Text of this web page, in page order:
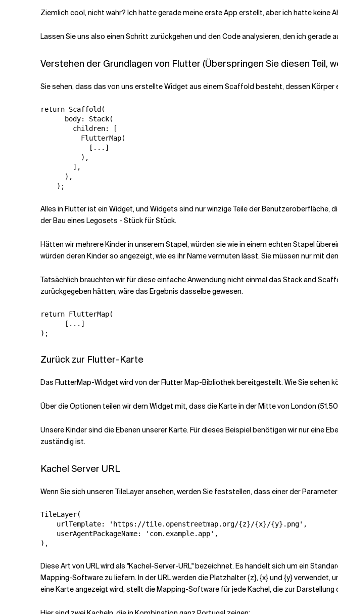
Ziemlich cool, nicht wahr? Ich hatte gerade meine erste App erstellt, aber ich hatte keine
Lassen Sie uns also einen Schritt zurückgehen und den Code analysieren, den ich
Verstehen der Grundlagen von Flutter (Überspringen Sie diesen Teil,
Sie sehen, dass das von uns erstellte Widget aus einem Scaffold besteht, dessen
return Scaffold(
      body: Stack(
        children: [
          FlutterMap(
            [...]
          ),
        ],
      ),
    );
Alles in Flutter ist ein Widget, und Widgets sind nur winzige Teile der
der Bau eines Legosets - Stück für Stück.
Hätten wir mehrere Kinder in unserem Stapel, würden sie wie in einem echten Stapel
würden deren Kinder so angezeigt, wie es ihr Name vermuten lässt. Sie müssen nur mit
Tatsächlich brauchten wir für diese einfache Anwendung nicht einmal das Stack and
zurückgegeben hätten, wäre das Ergebnis dasselbe gewesen.
return FlutterMap(
      [...]
);
Zurück zur Flutter-Karte
Das FlutterMap-Widget wird von der Flutter Map-Bibliothek bereitgestellt. Wie Sie sehen
Über die Optionen teilen wir dem Widget mit, dass die Karte in der Mitte von London
Unsere Kinder sind die Ebenen unserer Karte. Für dieses Beispiel benötigen wir nur eine
zuständig ist.
Kachel Server URL
Wenn Sie sich unseren TileLayer ansehen, werden Sie feststellen, dass einer der
TileLayer(
    urlTemplate: 'https://tile.openstreetmap.org/{z}/{x}/{y}.png',
    userAgentPackageName: 'com.example.app',
),
Diese Art von URL wird als "Kachel-Server-URL" bezeichnet. Es handelt sich um ein
Mapping-Software zu liefern. In der URL werden die Platzhalter {z}, {x} und {y}
eine Karte angezeigt wird, stellt die Mapping-Software für jede Kachel, die zur